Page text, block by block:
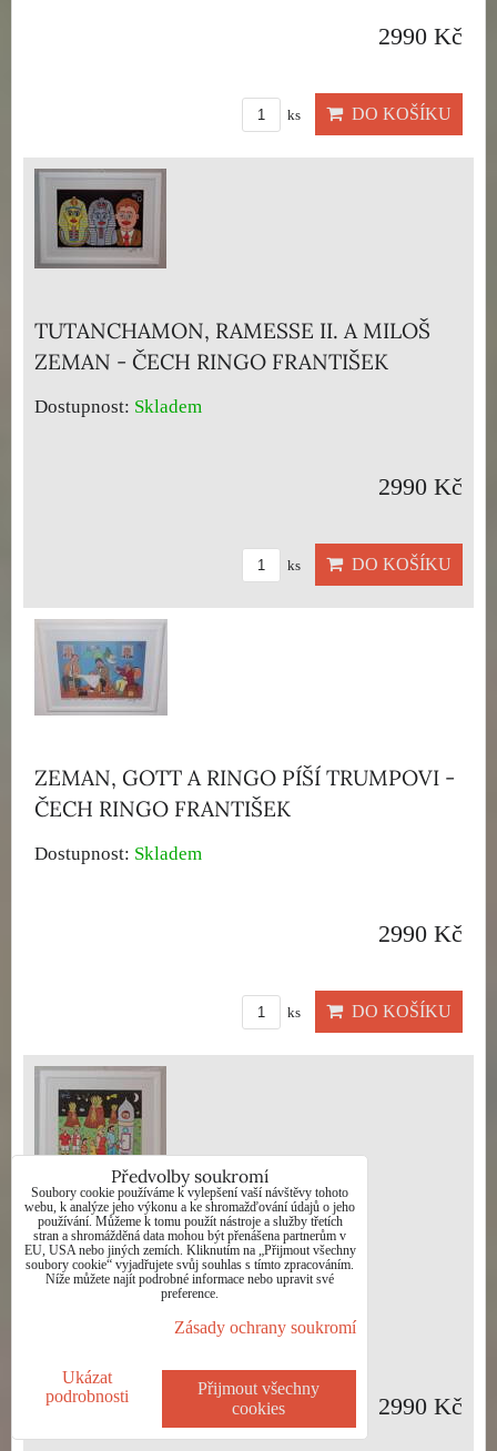
2990 Kč
ks DO KOŠÍKU
TUTANCHAMON, RAMESSE II. A MILOŠ
ZEMAN - ČECH RINGO FRANTIŠEK
Dostupnost: Skladem
2990 Kč
ks DO KOŠÍKU
ZEMAN, GOTT A RINGO PÍŠÍ TRUMPOVI -
ČECH RINGO FRANTIŠEK
Dostupnost: Skladem
2990 Kč
ks DO KOŠÍKU
ČEŠI BALÍ KUFRY - ČECH RINGO
FRANTIŠEK
Skladem
2990 Kč
Předvolby soukromí
Soubory cookie používáme k vylepšení vaší návštěvy tohoto
webu, k analýze jeho výkonu a ke shromažďování údajů o jeho
používání. Můžeme k tomu použít nástroje a služby třetích
stran a shromážděná data mohou být přenášena partnerům v
EU, USA nebo jiných zemích. Kliknutím na „Přijmout všechny
soubory cookie“ vyjadřujete svůj souhlas s tímto zpracováním.
Níže můžete najít podrobné informace nebo upravit své
preference.
Zásady ochrany soukromí
Ukázat
podrobnosti
Přijmout všechny
cookies